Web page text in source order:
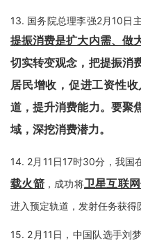
13. 国务院总理李强2月10日
提振消费是扩大内需、做
切实转变观念，把提振消
居民增收，促进工资性
道，提升消费能力。要聚
域，深挖消费潜力。
14. 2月11日17时30分，我国
载火箭，成功将卫星互联
进入预定轨道，发射任务获得
15. 2月11日，中国队选手刘